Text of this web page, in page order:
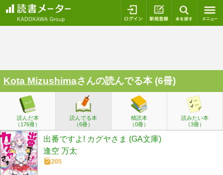
ログイン 新規登録
Kota Mizushimaさんの読んでる本 (6冊)
読んだ本
（176冊）
読んでる本
（6冊）
積読本
（0冊）
読みたい本
（3冊）
出番ですよ! カグヤさま (GA文庫)
逢空 万太
205